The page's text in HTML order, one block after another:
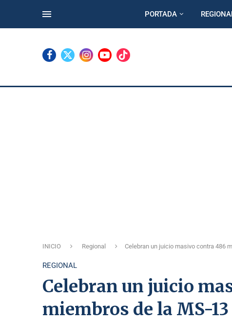
PORTADA
INICIO Regional Celebran un juicio masivo contra 486
REGIONAL
Celebran un juicio
miembros de la MS-13